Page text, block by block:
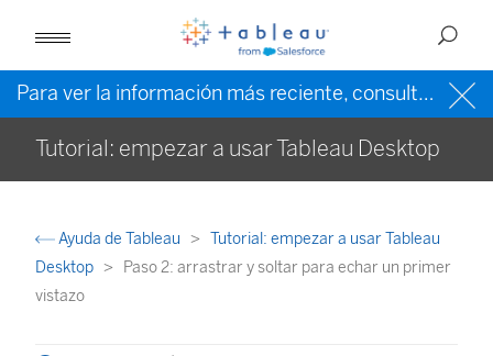
Para ver la información más reciente, consulte la
Tutorial: empezar a usar Tableau Desktop
Ayuda de Tableau
Tutorial: empezar a usar Tableau
Desktop
Paso 2: arrastrar y soltar para echar un primer
vistazo